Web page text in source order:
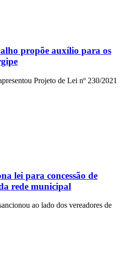
propõe auxílio para os
Projeto de Lei nº 230/2021
lei para concessão de
rede municipal
ao lado dos vereadores de